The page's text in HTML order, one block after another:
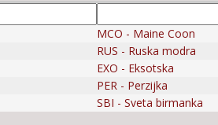
MCO - Maine Coon
RUS - Ruska modra
EXO - Eksotska
PER - Perzijka
SBI - Sveta birmanka